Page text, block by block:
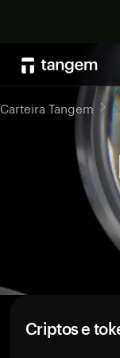
Carteira Tangem
Criptos e